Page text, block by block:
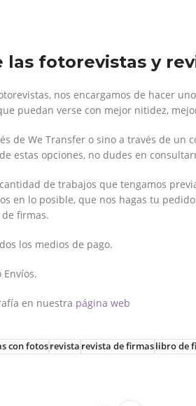
fotorevistas y
nos encargamos de hacer
puedan verse con mejor nitidez,
de We Transfer o sino a través de
estas opciones, no dudes en
de trabajos que tengamos
en lo posible, que nos hagas tu
firmas.
los medios de pago.
en nuestra página web
con fotosrevistarevista de firmaslibro de